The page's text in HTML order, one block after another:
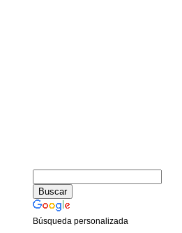
Búsqueda personalizada